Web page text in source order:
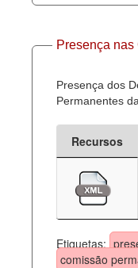
Presença
Presença dos
Permanentes
Recursos
Etiquetas:
comissão